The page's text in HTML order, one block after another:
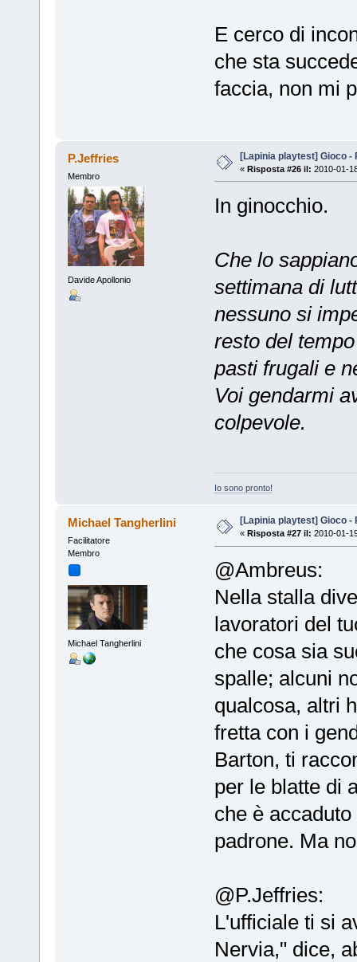
E cerco di
che sta
faccia, non mi
P.Jeffries
Membro
Davide Apollonio
[Lapinia playtest] Gioco -
« Risposta #26 il: 2010-01-
In ginocchio.
Che lo
settimana di
nessuno si
resto del
pasti frugali e
Voi gendarmi
colpevole.
Io sono pronto!
Michael Tangherlini
Facilitatore
Membro
Michael Tangherlini
[Lapinia playtest] Gioco -
« Risposta #27 il: 2010-01-
@Ambreus:
Nella stalla
lavoratori del
che cosa sia
spalle; alcuni
qualcosa, altri
fretta con i
Barton, ti
per le blatte di
che è
padrone. Ma
@P.Jeffries:
L'ufficiale ti si
Nervia," dice,